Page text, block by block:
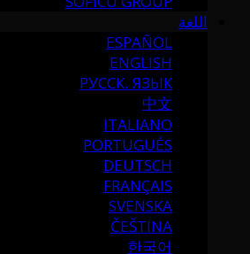
اللغة
ESPAÑOL
ENGLISH
РУССК. ЯЗЫК
中文
ITALIANO
PORTUGUÉS
DEUTSCH
FRANÇAIS
SVENSKA
ČEŠTINA
한국어